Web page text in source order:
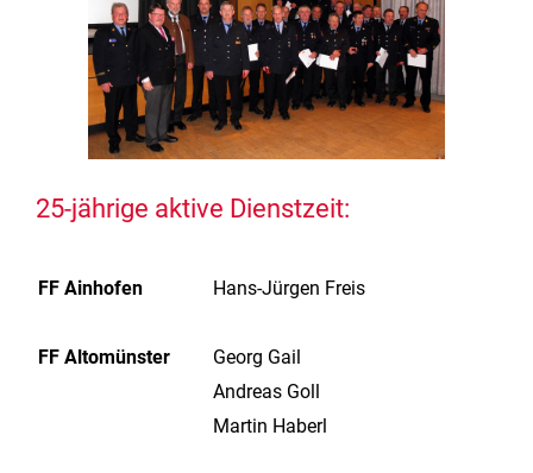
25-jährige aktive Dienstzeit:
FF Ainhofen Hans-Jürgen Freis
FF Altomünster
Georg Gail
Andreas Goll
Martin Haberl